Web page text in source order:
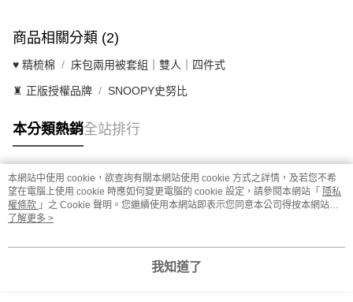
商品相關分類 (2)
♥ 精梳棉 床包兩用被套組｜雙人｜四件式
♜ 正版授權品牌 SNOOPY史努比
本分類熱銷全站排行
熱門標籤
本網站中使用 cookie，欲查詢有關本網站使用 cookie 方式之詳情，及若您不希
望在電腦上使用 cookie 時應如何變更電腦的 cookie 設定，請參閱本網站「 隱私
權條款 」之 Cookie 聲明。您繼續使用本網站即表示您同意本公司得按本網站使
用條款之 Cookie 聲明使用 cookie。
了解更多 >
我知道了